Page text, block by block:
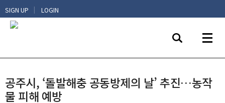
SIGN UP | LOGIN
공주시, ‘돌발해충 공동방제의 날’ 추진…농작
물 피해 예방